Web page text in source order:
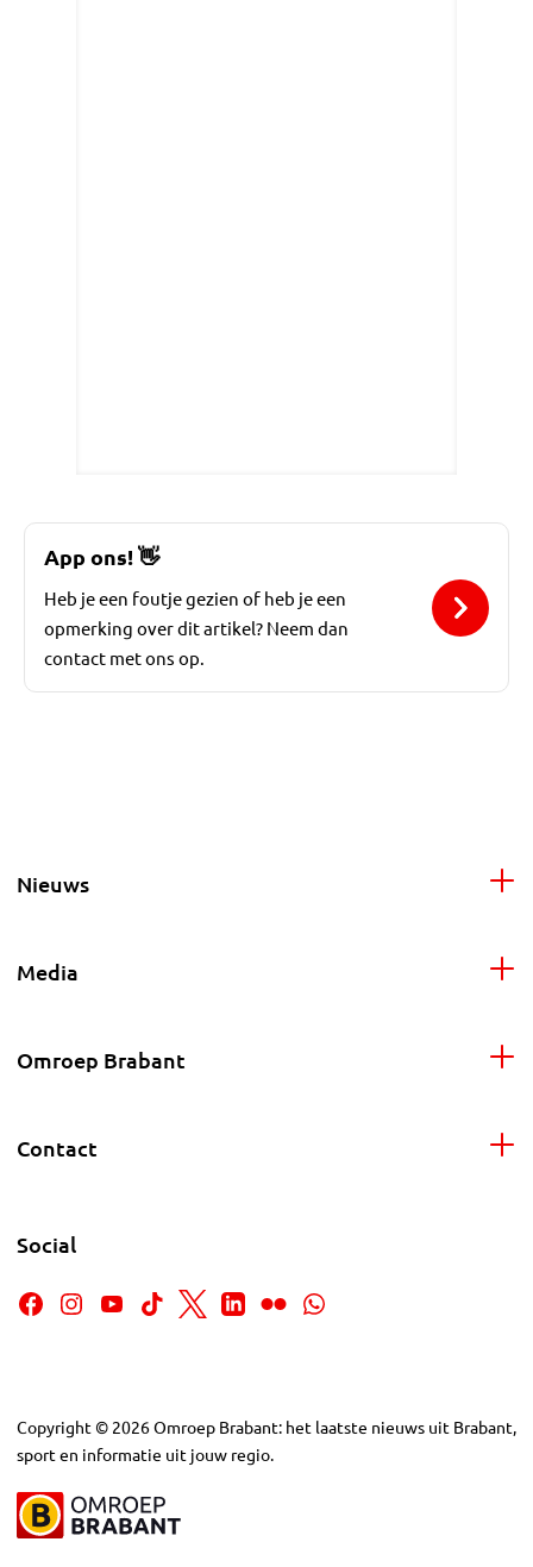
App ons!👋
Heb je een foutje gezien of heb je een
opmerking over dit artikel? Neem dan
contact met ons op.
Nieuws
Media
Omroep Brabant
Contact
Social
Copyright © 2026Omroep Brabant: het laatste nieuws uit Brabant,
sport en informatie uit jouw regio.